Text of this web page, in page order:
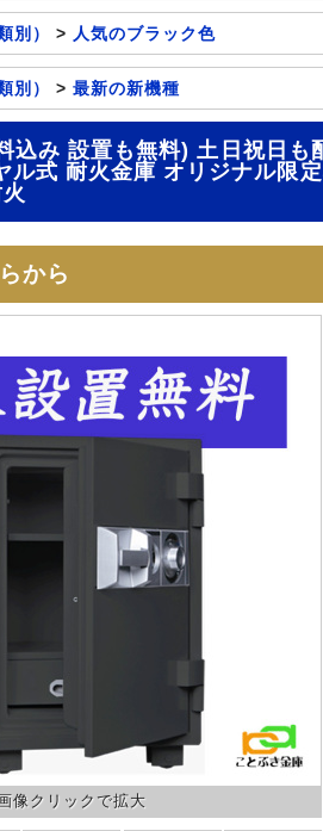
別） > 人気のブラック色
別） > 最新の新機種
込み 設置も無料) 土日祝日
ル式 耐火金庫 オリジナル限
から